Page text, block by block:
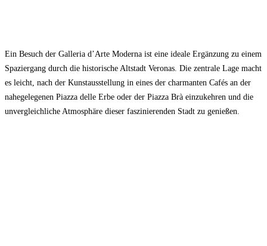
Ein Besuch der Galleria d’Arte Moderna ist eine ideale Ergänzung zu einem
Spaziergang durch die historische Altstadt Veronas. Die zentrale Lage macht
es leicht, nach der Kunstausstellung in eines der charmanten Cafés an der
nahegelegenen Piazza delle Erbe oder der Piazza Brà einzukehren und die
unvergleichliche Atmosphäre dieser faszinierenden Stadt zu genießen.